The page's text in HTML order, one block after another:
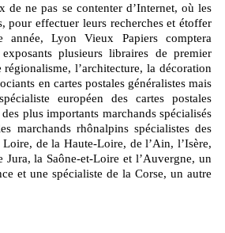
de ne pas se contenter d’Internet, où les
pour effectuer leurs recherches et étoffer
année, Lyon Vieux Papiers comptera
plusieurs libraires de premier
régionalisme, l’architecture, la décoration
en cartes postales généralistes mais
européen des cartes postales
plus importants marchands spécialisés
marchands rhônalpins spécialistes des
de la Haute-Loire, de l’Ain, l’Isère,
Jura, la Saône-et-Loire et l’Auvergne, un
et une spécialiste de la Corse, un autre